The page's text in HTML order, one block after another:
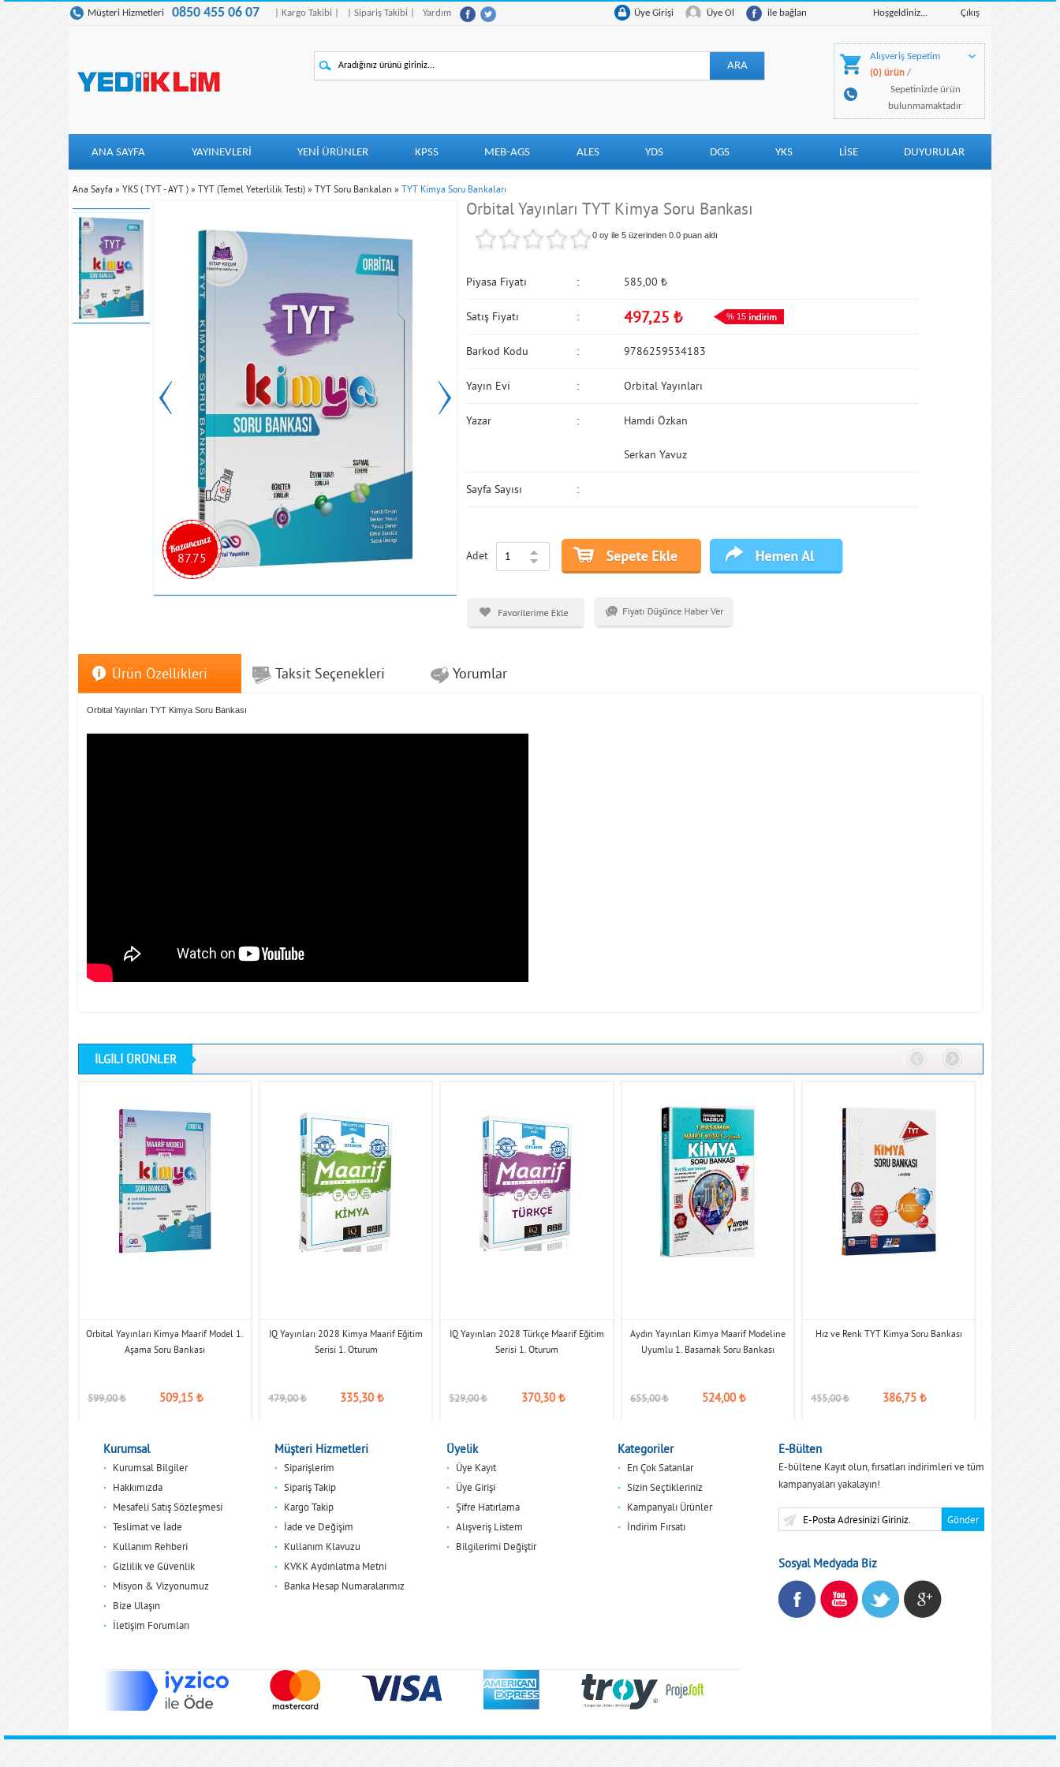
Müşteri Hizmetleri 0850 455 06 07 | Kargo Takibi | | Sipariş Takibi | Yardım Çıkış
Hoşgeldiniz...
ile bağlan
Üye Ol
Üye Girişi
Alışveriş Sepetim
(0) ürün /
Sepetinizde ürün
bulunmamaktadır
ANA SAYFA YAYINEVLERİ YENI ÜRÜNLER KPSS MEB-AGS ALES YDS DGS YKS LİSE DUYURULAR
Ana Sayfa » YKS ( TYT - AYT ) » TYT (Temel Yeterlilik Testi) » TYT Soru Bankaları » TYT Kimya Soru Bankaları
87.75
Orbital Yayınları TYT Kimya Soru Bankası
0 oy ile 5 üzerinden 0.0puan aldı
Piyasa Fiyatı 585,00 ₺
Satış Fiyatı 497,25 ₺ % 15
Barkod Kodu 9786259534183
Yayın Evi Orbital Yayınları
Yazar Hamdi Özkan
Serkan Yavuz
Sayfa Sayısı
Adet
Ürün Özellikleri Taksit Seçenekleri Yorumlar
Orbital Yayınları TYT Kimya Soru Bankası
İLGİLİ ÜRÜNLER
Kimya TYT
Bankası
Orbital Yayınları Kimya Maarif Model 1.
Aşama Soru Bankası
599,00₺ 509,15 ₺
IQ Yayınları 2028 Kimya Maarif Eğitim
Serisi 1. Oturum
479,00₺ 335,30₺
IQ Yayınları 2028 Türkçe Maarif Eğitim
Serisi 1. Oturum
529,00₺ 370,30₺
Aydın Yayınları Kimya Maarif Modeline
Uyumlu 1. Basamak Soru Bankası
655,00₺ 524,00₺
Hız ve Renk TYT Kimya Soru Bankası
455,00₺ 386,75 ₺
Orbital Yayınları
359,00₺
Kurumsal
Kurumsal Bilgiler
Hakkımızda
Mesafeli Satış Sözleşmesi
Teslimat ve İade
Kullanım Rehberi
Gizlilik ve Güvenlik
Misyon & Vizyonumuz
Bize Ulaşın
İletişim Forumları
Müşteri Hizmetleri
Siparişlerim
Sipariş Takip
Kargo Takip
İade ve Değişim
Kullanım Klavuzu
KVKK Aydınlatma Metni
Banka Hesap Numaralarımız
Üyelik
Üye Kayıt
Üye Girişi
Şifre Hatırlama
Alışveriş Listem
Bilgilerimi Değiştir
Kategoriler
En Çok Satanlar
Sizin Seçtikleriniz
Kampanyalı Ürünler
İndirim Fırsatı
E-Bülten
E-bültene Kayıt olun, fırsatları indirimleri ve tüm
kampanyaları yakalayın!
Sosyal Medyada Biz